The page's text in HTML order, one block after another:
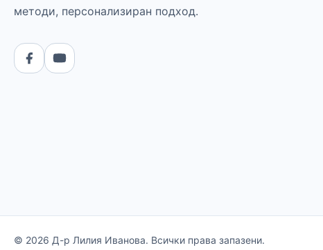
методи, персонализиран подход.
© 2026 Д-р Лилия Иванова. Всички права запазени.